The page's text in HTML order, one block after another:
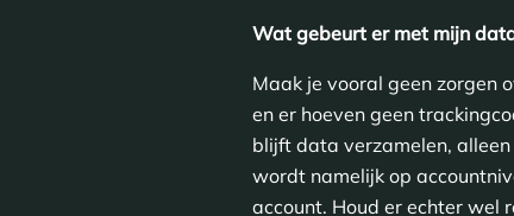
Wat gebeurt er met mijn
Maak je vooral geen zorgen
en er hoeven geen
blijft data verzamelen,
wordt namelijk op
account. Houd er echter wel